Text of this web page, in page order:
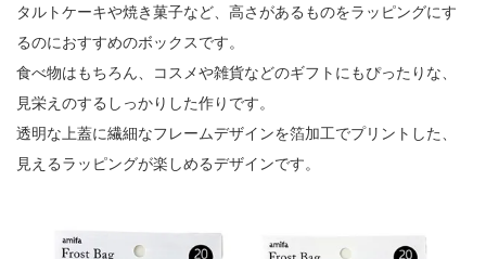
タルトケーキや焼き菓子など、高さがあるものをラッピングにす
るのにおすすめのボックスです。
食べ物はもちろん、コスメや雑貨などのギフトにもぴったりな、
見栄えのするしっかりした作りです。
透明な上蓋に繊細なフレームデザインを箔加工でプリントした、
見えるラッピングが楽しめるデザインです。